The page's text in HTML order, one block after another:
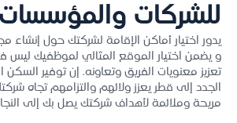
للشركات والمؤسسات
يدور اختيار أماكن الإقامة لشركتك حول إنشاء
و يضمن اختيار الموقع المثالي لموظفيك ليس
تعزيز معنويات الفريق وتعاونه. إن توفير السكن
الجدد إلى قطر يعزز ولائهم والتزامهم تجاه
مريحة وملائمة لأهداف شركتك يصل بك إلى